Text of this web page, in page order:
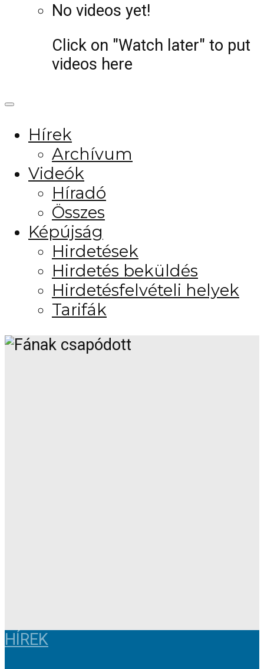
No videos yet!
Click on "Watch later" to put
videos here
Hírek
Archívum
Videók
Híradó
Összes
Képújság
Hirdetések
Hirdetés beküldés
Hirdetésfelvételi helyek
Tarifák
HÍREK